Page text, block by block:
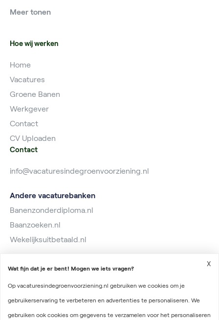
Vacatures Planner
Meer tonen
Hoe wij werken
Home
Vacatures
Groene Banen
Werkgever
Contact
CV Uploaden
Contact
info@vacaturesindegroenvoorziening.nl
Andere vacaturebanken
Banenzonderdiploma.nl
Baanzoeken.nl
Wekelijksuitbetaald.nl
Wat fijn dat je er bent! Mogen we iets vragen?
Op vacaturesindegroenvoorziening.nl gebruiken we cookies om je
gebruikerservaring te verbeteren en advertenties te personaliseren. We
gebruiken ook cookies om gegevens te verzamelen voor het personaliseren
X